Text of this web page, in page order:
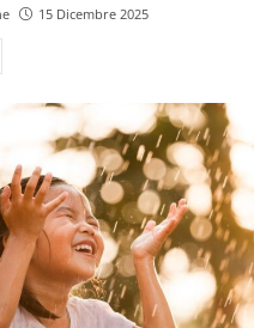
15 Dicembre 2025